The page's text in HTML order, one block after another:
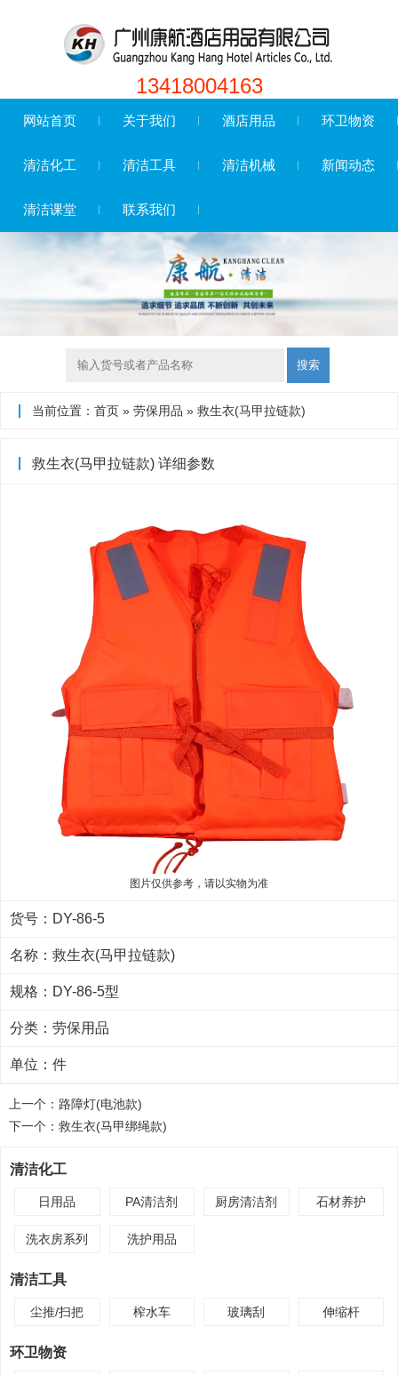
13418004163
网站首页 关于我们 酒店用品 环卫物资
清洁化工 清洁工具 清洁机械 新闻动态
清洁课堂 联系我们
搜索
当前位置： 首页 » 劳保用品 » 救生衣(马甲拉链款)
救生衣(马甲拉链款) 详细参数
图片仅供参考，请以实物为准
货号：DY-86-5
名称：救生衣(马甲拉链款)
规格：DY-86-5型
分类： 劳保用品
单位：件
上一个： 路障灯(电池款)
下一个： 救生衣(马甲绑绳款)
清洁化工
日用品 PA清洁剂 厨房清洁剂 石材养护
洗衣房系列 洗护用品
清洁工具
尘推/扫把 榨水车 玻璃刮 伸缩杆
环卫物资